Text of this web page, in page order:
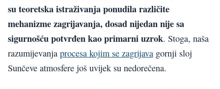
su teoretska istraživanja ponudila različite
mehanizme zagrijavanja, dosad nijedan nije sa
sigurnošću potvrđen kao primarni uzrok. Stoga, naša
razumijevanja procesa kojim se zagrijava gornji sloj
Sunčeve atmosfere još uvijek su nedorečena.